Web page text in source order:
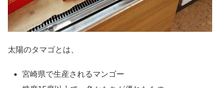
太陽のタマゴとは、
宮崎県で生産されるマンゴー